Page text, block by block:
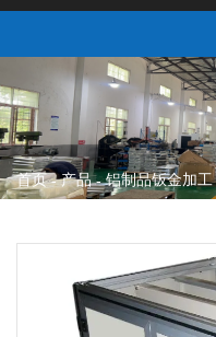
首页-产品 -铝制品钣金加工